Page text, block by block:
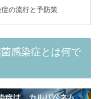
の流行と予防策
感染症とは何で